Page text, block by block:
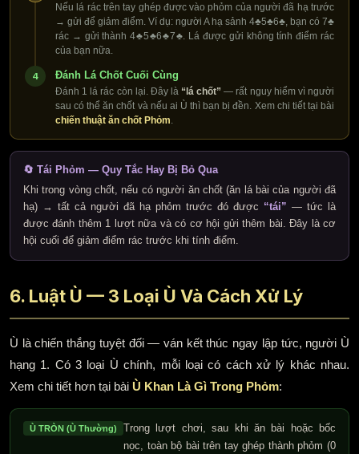
Nếu lá rác trên tay ghép được vào phỏm của người đã hạ trước
→ gửi để giảm điểm. Ví dụ: người A hạ sảnh 4♣5♣6♣, bạn có 7♣
rác → gửi thành 4♣5♣6♣7♣. Lá được gửi không tính điểm rác
của bạn nữa.
4 Đánh Lá Chốt Cuối Cùng
Đánh 1 lá rác còn lại. Đây là “lá chốt” — rất nguy hiểm vì người
sau có thể ăn chốt và nếu ai Ù thì bạn bị đền. Xem chi tiết tại bài
chiến thuật ăn chốt Phỏm.
🔄 Tái Phỏm — Quy Tắc Hay Bị Bỏ Qua
Khi trong vòng chốt, nếu có người ăn chốt (ăn lá bài của người đã
hạ) → tất cả người đã hạ phỏm trước đó được “tái” — tức là
được đánh thêm 1 lượt nữa và có cơ hội gửi thêm bài. Đây là cơ
hội cuối để giảm điểm rác trước khi tính điểm.
6. Luật Ù — 3 Loại Ù Và Cách Xử Lý
Ù là chiến thắng tuyệt đối — ván kết thúc ngay lập tức, người Ù
hạng 1. Có 3 loại Ù chính, mỗi loại có cách xử lý khác nhau.
Xem chi tiết hơn tại bài Ù Khan Là Gì Trong Phỏm:
Ù TRÒN (Ù Thường)
Trong lượt chơi, sau khi ăn bài hoặc bốc
nọc, toàn bộ bài trên tay ghép thành phỏm (0